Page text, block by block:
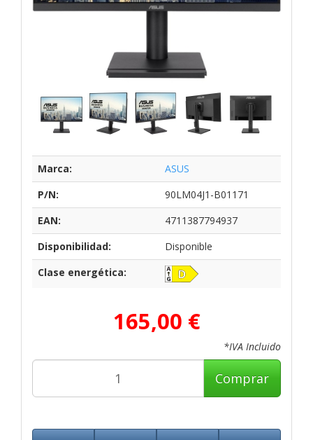
Marca:
ASUS
P/N:
90LM04J1-B01171
EAN:
4711387794937
Disponibilidad:
Disponible
Clase energética:
165,00 €
*IVA Incluido
Comprar